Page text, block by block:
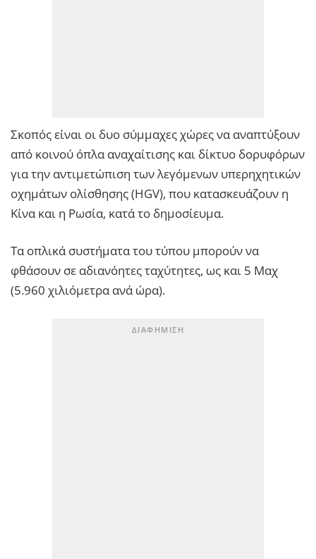
Σκοπός είναι οι δυο σύμμαχες χώρες να αναπτύξουν
από κοινού όπλα αναχαίτισης και δίκτυο δορυφόρων
για την αντιμετώπιση των λεγόμενων υπερηχητικών
οχημάτων ολίσθησης (HGV), που κατασκευάζουν η
Κίνα και η Ρωσία, κατά το δημοσίευμα.
Τα οπλικά συστήματα του τύπου μπορούν να
φθάσουν σε αδιανόητες ταχύτητες, ως και 5 Μαχ
(5.960 χιλιόμετρα ανά ώρα).